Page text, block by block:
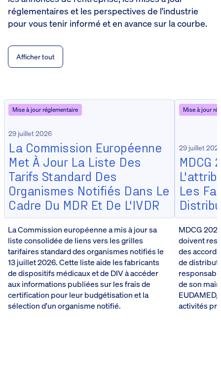
réglementaires et les perspectives de l'industrie
pour vous tenir informé et en avance sur la courbe.
Afficher tout
Mise à jour réglementaire
29 juillet 2026
La Commission Européenne
Met À Jour La Liste Des
Tarifs Standard Des
Organismes Notifiés Dans Le
Cadre Du MDR Et De L'IVDR
La Commission européenne a mis à jour sa
liste consolidée de liens vers les grilles
tarifaires standard des organismes notifiés le
13 juillet 2026. Cette liste aide les fabricants
de dispositifs médicaux et de DIV à accéder
aux informations publiées sur les frais de
certification pour leur budgétisation et la
sélection d'un organisme notifié.
Mise à jour
29 juillet
MDCG
Les
MDCG
doivent
des
de
de son
activités